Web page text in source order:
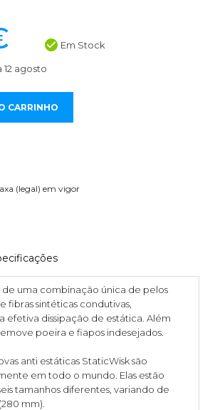
Em Stock
agosto
CARRINHO
(legal) em vigor
de uma combinação única de pelos
fibras sintéticas condutivas,
efetiva dissipação de estática. Além
poeira e fiapos indesejados.
anti estáticas StaticWisk são
em todo o mundo. Elas estão
tamanhos diferentes, variando de
mm).